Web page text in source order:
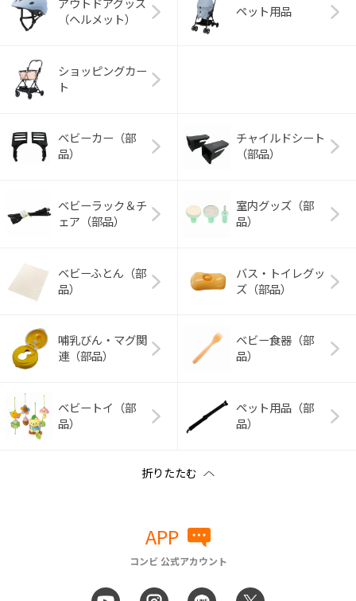
アウトドアグッズ
（ヘルメット）
ペット用品
ショッピングカー
ト
ベビーカー（部
品）
チャイルドシート
（部品）
ベビーラック＆チ
ェア（部品）
室内グッズ（部
品）
ベビーふとん（部
品）
バス・トイレグッ
ズ（部品）
哺乳びん・マグ関
連（部品）
ベビー食器（部
品）
ベビートイ（部
品）
ペット用品（部
品）
APP
コンビ 公式アカウント